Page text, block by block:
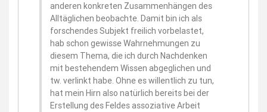
anderen konkreten Zusammenhängen des
Alltäglichen beobachte. Damit bin ich als
forschendes Subjekt freilich vorbelastet,
hab schon gewisse Wahrnehmungen zu
diesem Thema, die ich durch Nachdenken
mit bestehendem Wissen abgeglichen und
tw. verlinkt habe. Ohne es willentlich zu tun,
hat mein Hirn also natürlich bereits bei der
Erstellung des Feldes assoziative Arbeit